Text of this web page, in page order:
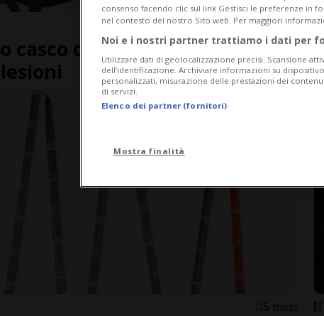
1 mese 1
casco da equitazione? C'è il
5 mesi
consenso facendo clic sul link Gestisci le preferenze in
nel contesto del nostro Sito web. Per maggiori
Noi e i nostri partner trattiamo i dati per
Utilizzare dati di geolocalizzazione precisi. Scansione
dell’identificazione. Archiviare informazioni su
personalizzati, misurazione delle prestazioni dei
di servizi.
Elenco dei partner (fornitori)
Mostra finalità